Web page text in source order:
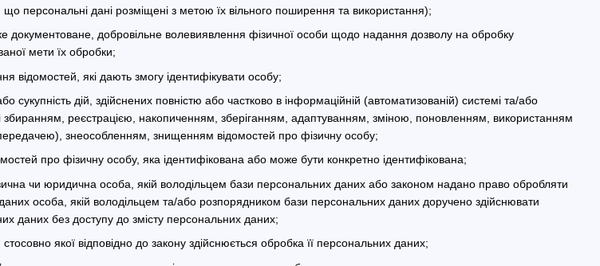
персональні дані розміщені з метою їх вільного поширення та використання);
документоване, добровільне волевиявлення фізичної особи щодо надання дозволу на обробку
мети їх обробки;
відомостей, які дають змогу ідентифікувати особу;
сукупність дій, здійснених повністю або частково в інформаційній (автоматизованій) системі та/або
збиранням, реєстрацією, накопиченням, зберіганням, адаптуванням, зміною, поновленням, використанням
знеособленням, знищенням відомостей про фізичну особу;
про фізичну особу, яка ідентифікована або може бути конкретно ідентифікована;
чи юридична особа, якій володільцем бази персональних даних або законом надано право обробляти
особа, якій володільцем та/або розпорядником бази персональних даних доручено здійснювати
даних без доступу до змісту персональних даних;
якої відповідно до закону здійснюється обробка її персональних даних;